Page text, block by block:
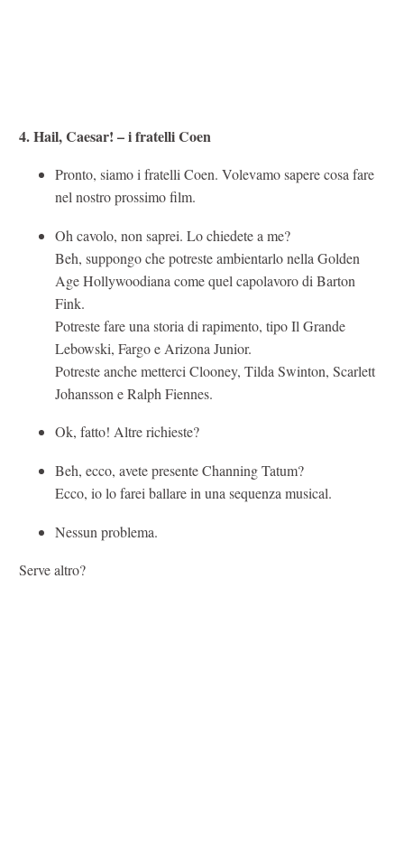
4. Hail, Caesar! – i fratelli Coen
Pronto, siamo i fratelli Coen. Volevamo sapere cosa fare
nel nostro prossimo film.
Oh cavolo, non saprei. Lo chiedete a me?
Beh, suppongo che potreste ambientarlo nella Golden
Age Hollywoodiana come quel capolavoro di Barton
Fink.
Potreste fare una storia di rapimento, tipo Il Grande
Lebowski, Fargo e Arizona Junior.
Potreste anche metterci Clooney, Tilda Swinton, Scarlett
Johansson e Ralph Fiennes.
Ok, fatto! Altre richieste?
Beh, ecco, avete presente Channing Tatum?
Ecco, io lo farei ballare in una sequenza musical.
Nessun problema.
Serve altro?